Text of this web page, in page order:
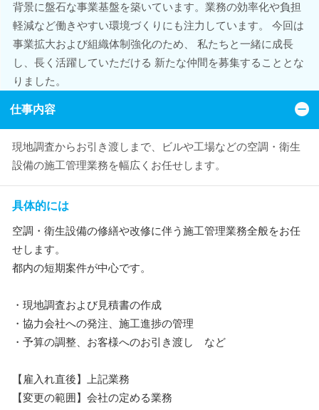
背景に盤石な事業基盤を築いています。業務の効率化や負担
軽減など働きやすい環境づくりにも注力しています。 今回は
事業拡大および組織体制強化のため、 私たちと一緒に成長
し、長く活躍していただける 新たな仲間を募集することとな
りました。
仕事内容
現地調査からお引き渡しまで、ビルや工場などの空調・衛生
設備の施工管理業務を幅広くお任せします。
具体的には
空調・衛生設備の修繕や改修に伴う施工管理業務全般をお任
せします。
都内の短期案件が中心です。
・現地調査および見積書の作成
・協力会社への発注、施工進捗の管理
・予算の調整、お客様へのお引き渡し など
【雇入れ直後】上記業務
【変更の範囲】会社の定める業務